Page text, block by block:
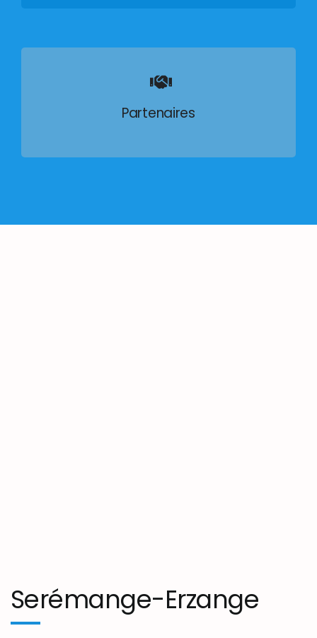
Partenaires
Serémange-Erzange